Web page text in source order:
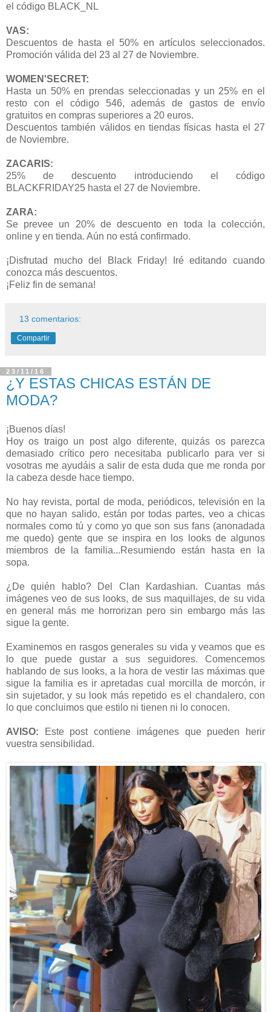
el código BLACK_NL
VAS:
Descuentos de hasta el 50% en artículos seleccionados.
Promoción válida del 23 al 27 de Noviembre.
WOMEN'SECRET:
Hasta un 50% en prendas seleccionadas y un 25% en el
resto con el código 546, además de gastos de envío
gratuitos en compras superiores a 20 euros.
Descuentos también válidos en tiendas físicas hasta el 27
de Noviembre.
ZACARIS:
25% de descuento introduciendo el código
BLACKFRIDAY25 hasta el 27 de Noviembre.
ZARA:
Se prevee un 20% de descuento en toda la colección,
online y en tienda. Aún no está confirmado.
¡Disfrutad mucho del Black Friday! Iré editando cuando
conozca más descuentos.
¡Feliz fin de semana!
13 comentarios:
Compartir
23/11/16
¿Y ESTAS CHICAS ESTÁN DE
MODA?
¡Buenos días!
Hoy os traigo un post algo diferente, quizás os parezca
demasiado crítico pero necesitaba publicarlo para ver si
vosotras me ayudáis a salir de esta duda que me ronda por
la cabeza desde hace tiempo.
No hay revista, portal de moda, periódicos, televisión en la
que no hayan salido, están por todas partes, veo a chicas
normales como tú y como yo que son sus fans (anonadada
me quedo) gente que se inspira en los looks de algunos
miembros de la familia...Resumiendo están hasta en la
sopa.
¿De quién hablo? Del Clan Kardashian. Cuantas más
imágenes veo de sus looks, de sus maquillajes, de su vida
en general más me horrorizan pero sin embargo más las
sigue la gente.
Examinemos en rasgos generales su vida y veamos que es
lo que puede gustar a sus seguidores. Comencemos
hablando de sus looks, a la hora de vestir las máximas que
sigue la familia es ir apretadas cual morcilla de morcón, ir
sin sujetador, y su look más repetido es el chandalero, con
lo que concluimos que estilo ni tienen ni lo conocen.
AVISO: Este post contiene imágenes que pueden herir
vuestra sensibilidad.